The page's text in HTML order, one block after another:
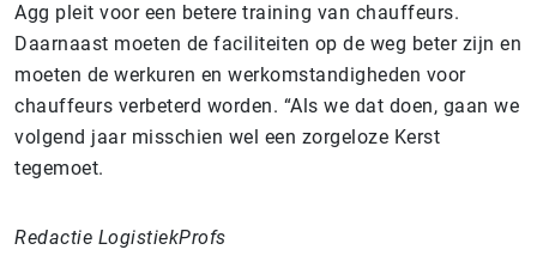
Agg pleit voor een betere training van chauffeurs.
Daarnaast moeten de faciliteiten op de weg beter zijn en
moeten de werkuren en werkomstandigheden voor
chauffeurs verbeterd worden. “Als we dat doen, gaan we
volgend jaar misschien wel een zorgeloze Kerst
tegemoet.
Redactie LogistiekProfs